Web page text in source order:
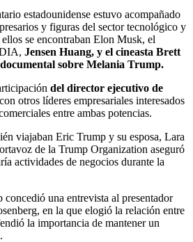
estadounidense estuvo acompañado
y figuras del sector tecnológico y
se encontraban Elon Musk, el
Jensen Huang, y el cineasta Brett
sobre Melania Trump.
del director ejecutivo de
otros líderes empresariales interesados
entre ambas potencias.
viajaban Eric Trump y su esposa, Lara
de la Trump Organization aseguró
actividades de negocios durante la
una entrevista al presentador
en la que elogió la relación entre
la importancia de mantener un